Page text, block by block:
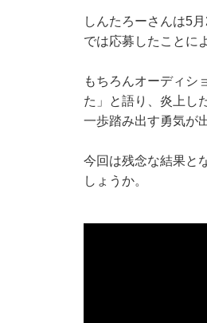
しんたろーさんは5
では応募したことに
もちろんオーディシ
た」と語り、炎上し
一歩踏み出す勇気が
今回は残念な結果と
しょうか。